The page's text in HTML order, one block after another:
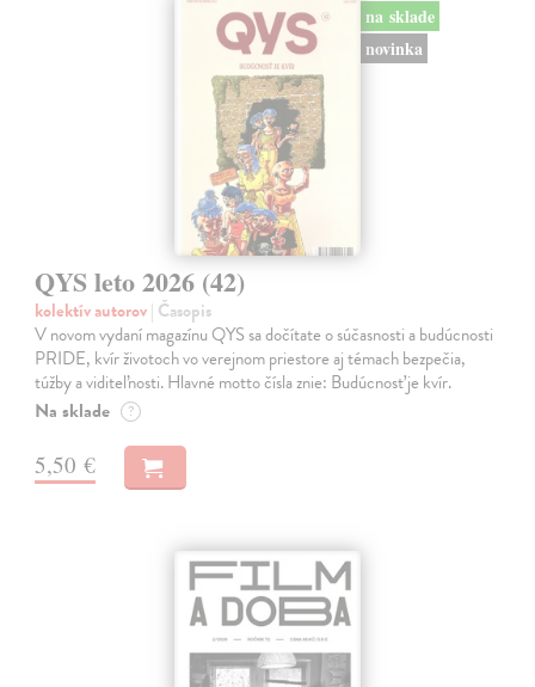
na sklade
novinka
QYS leto 2026 (42)
kolektív autorov| Časopis
V novom vydaní magazínu QYS sa dočítate o súčasnosti a budúcnosti
PRIDE, kvír životoch vo verejnom priestore aj témach bezpečia,
túžby a viditeľnosti. Hlavné motto čísla znie: Budúcnosť je kvír.
Na sklade ?
5,50 €